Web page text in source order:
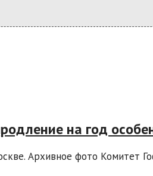
на год
Архивное фото Комитет